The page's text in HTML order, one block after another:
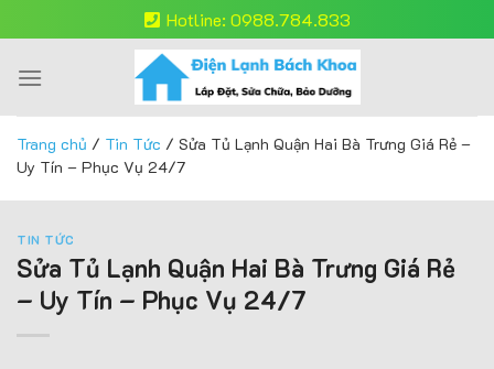
to
content
Hotline: 0988.784.833
Trang chủ / Tin Tức / Sửa Tủ Lạnh Quận Hai Bà Trưng Giá Rẻ –
Uy Tín – Phục Vụ 24/7
TIN TỨC
Sửa Tủ Lạnh Quận Hai Bà Trưng Giá Rẻ
– Uy Tín – Phục Vụ 24/7